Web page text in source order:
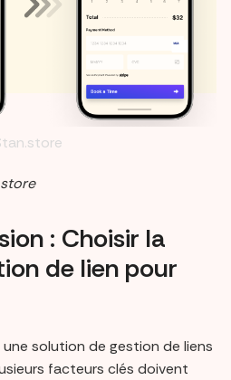
: Choisir la
de lien pour
solution de gestion de liens
facteurs clés doivent